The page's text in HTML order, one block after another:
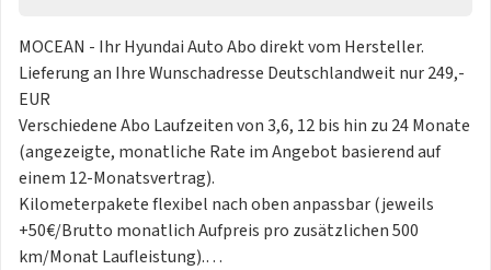
MOCEAN - Ihr Hyundai Auto Abo direkt vom Hersteller.
Lieferung an Ihre Wunschadresse Deutschlandweit nur 249,-
EUR
Verschiedene Abo Laufzeiten von 3,6, 12 bis hin zu 24 Monate
(angezeigte, monatliche Rate im Angebot basierend auf
einem 12-Monatsvertrag).
Kilometerpakete flexibel nach oben anpassbar (jeweils
+50€/Brutto monatlich Aufpreis pro zusätzlichen 500
km/Monat Laufleistung).